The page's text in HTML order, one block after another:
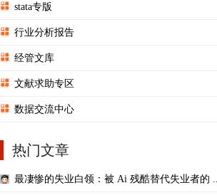
stata专版
行业分析报告
经管文库
文献求助专区
数据交流中心
热门文章
最凄惨的失业白领：被 Ai 残酷替代失业者的 ...